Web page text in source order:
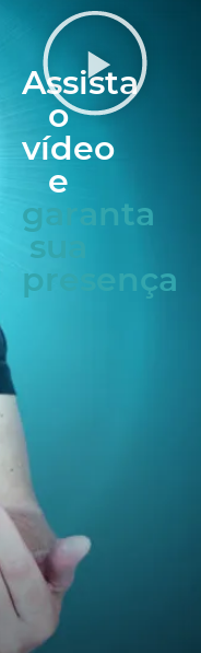
Assista
o
vídeo
e
garanta
sua
presença